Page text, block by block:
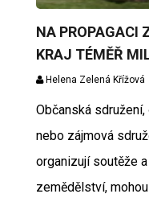
NA PROPAGACI
KRAJ TÉMĚŘ
Helena Zelená Křížová
Občanská
nebo zájmová
organizují soutěže
zemědělství,